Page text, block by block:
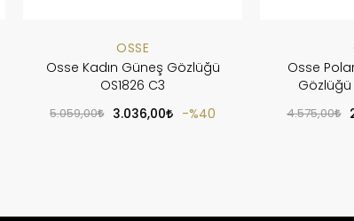
OSSE
Osse Kadın Güneş Gözlüğü
OS1826 C3
5.059,00 3.036,00 %40
Osse
Gözlüğü
4.575,00